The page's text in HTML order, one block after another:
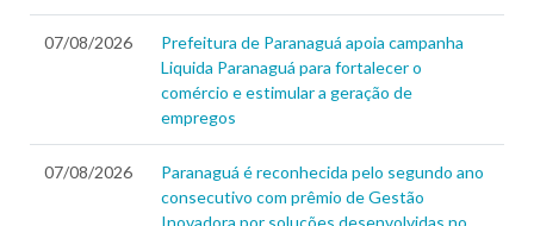
07/08/2026
Prefeitura de Paranaguá apoia campanha
Liquida Paranaguá para fortalecer o
comércio e estimular a geração de
empregos
07/08/2026
Paranaguá é reconhecida pelo segundo ano
consecutivo com prêmio de Gestão